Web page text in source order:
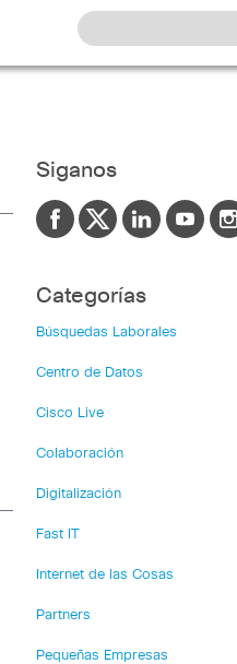
Siganos
Categorías
Búsquedas Laborales
Centro de Datos
Cisco Live
Colaboración
Digitalización
Fast IT
Internet de las Cosas
Partners
Pequeñas Empresas